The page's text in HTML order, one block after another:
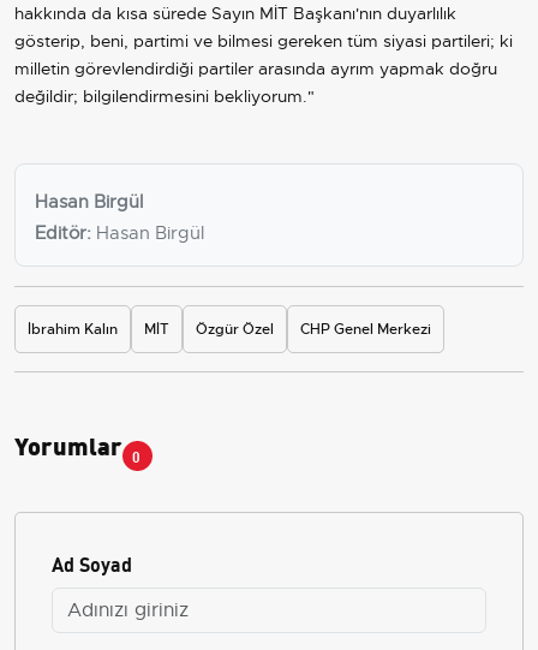
hakkında da kısa sürede Sayın MİT Başkanı'nın duyarlılık
gösterip, beni, partimi ve bilmesi gereken tüm siyasi partileri; ki
milletin görevlendirdiği partiler arasında ayrım yapmak doğru
değildir; bilgilendirmesini bekliyorum."
Hasan Birgül
Editör: Hasan Birgül
İbrahim Kalın MİT Özgür Özel CHP Genel Merkezi
Yorumlar 0
Ad Soyad